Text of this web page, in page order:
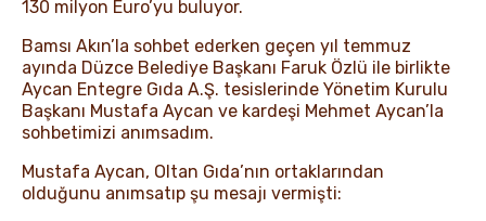
130 milyon Euro’yu buluyor.
Bamsı Akın’la sohbet ederken geçen yıl temmuz
ayında Düzce Belediye Başkanı Faruk Özlü ile birlikte
Aycan Entegre Gıda A.Ş. tesislerinde Yönetim Kurulu
Başkanı Mustafa Aycan ve kardeşi Mehmet Aycan’la
sohbetimizi anımsadım.
Mustafa Aycan, Oltan Gıda’nın ortaklarından
olduğunu anımsatıp şu mesajı vermişti: